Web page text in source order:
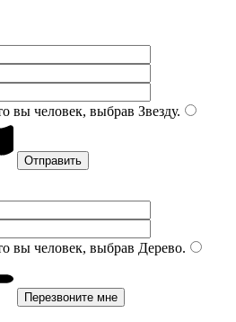
вы человек, выбрав Звезду.
вы человек, выбрав Дерево.